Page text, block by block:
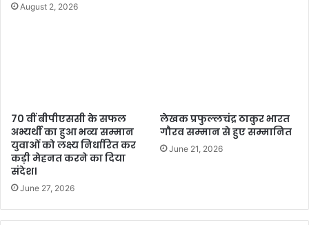
August 2, 2026
70 वीं बीपीएससी के सफल
अभ्यर्थी का हुआ भव्य सम्मान
युवाओं को लक्ष्य निर्धारित कर
कड़ी मेहनत करने का दिया
संदेश।
June 27, 2026
लेखक प्रफुल्लचंद्र ठाकुर भारत
गौरव सम्मान से हुए सम्मानित
June 21, 2026